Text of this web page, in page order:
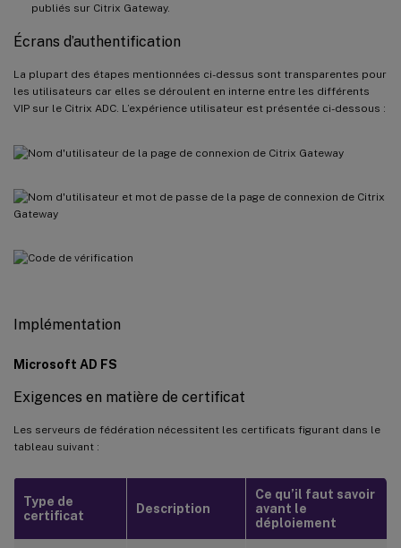
publiés sur Citrix Gateway.
Écrans d’authentification
La plupart des étapes mentionnées ci-dessus sont transparentes pour
les utilisateurs car elles se déroulent en interne entre les différents
VIP sur le Citrix ADC. L’expérience utilisateur est présentée ci-dessous :
Implémentation
Microsoft AD FS
Exigences en matière de certificat
Les serveurs de fédération nécessitent les certificats figurant dans le
tableau suivant :
Type de
certificat
Description
Ce qu’il faut savoir
avant le
déploiement